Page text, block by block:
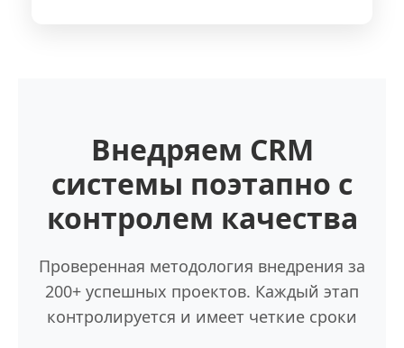
Внедряем CRM
системы поэтапно с
контролем качества
Проверенная методология внедрения за
200+ успешных проектов. Каждый этап
контролируется и имеет четкие сроки